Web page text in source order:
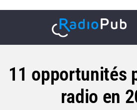
11 opportunités
radio en